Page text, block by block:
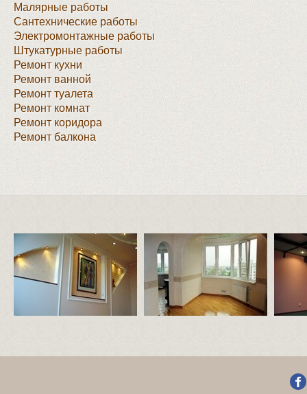
Малярные работы
Сантехнические работы
Электромонтажные работы
Штукатурные работы
Ремонт кухни
Ремонт ванной
Ремонт туалета
Ремонт комнат
Ремонт коридора
Ремонт балкона